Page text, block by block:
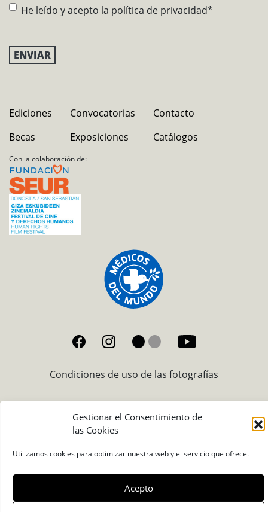
Gestionar el Consentimiento de
las Cookies
Utilizamos cookies para optimizar nuestra web y el servicio que ofrece.
Acepto
Consentimiento*
He leído y acepto la política de privacidad*
Ediciones
Becas
Convocatorias
Exposiciones
Contacto
Catálogos
Con la colaboración de:
Condiciones de uso de las fotografías